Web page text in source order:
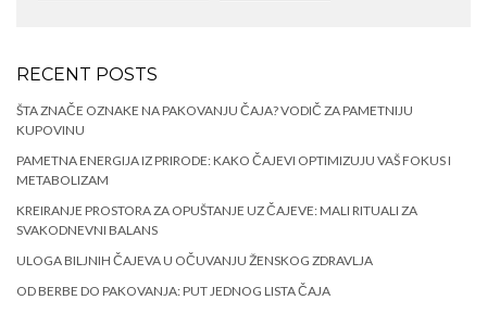
RECENT POSTS
ŠTA ZNAČE OZNAKE NA PAKOVANJU ČAJA? VODIČ ZA PAMETNIJU
KUPOVINU
PAMETNA ENERGIJA IZ PRIRODE: KAKO ČAJEVI OPTIMIZUJU VAŠ FOKUS I
METABOLIZAM
KREIRANJE PROSTORA ZA OPUŠTANJE UZ ČAJEVE: MALI RITUALI ZA
SVAKODNEVNI BALANS
ULOGA BILJNIH ČAJEVA U OČUVANJU ŽENSKOG ZDRAVLJA
OD BERBE DO PAKOVANJA: PUT JEDNOG LISTA ČAJA